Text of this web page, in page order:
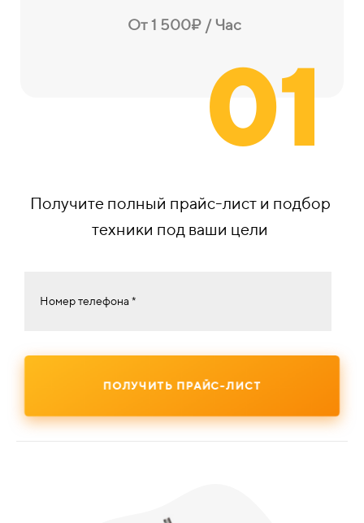
От 1 500₽ / Час
01
Получите полный прайс-лист и подбор
техники под ваши цели
Номер телефона *
ПОЛУЧИТЬ ПРАЙС-ЛИСТ